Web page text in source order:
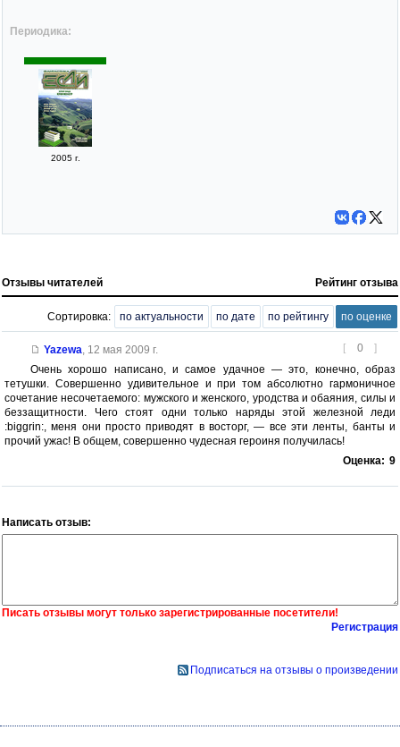
Периодика:
2005 г.
Отзывы читателей Рейтинг отзыва
Сортировка: по актуальности по дате по рейтингу по оценке
[ 0 ]
Yazewa 12 мая 2009 г.
Очень хорошо написано, и самое удачное — это, конечно, образ
тетушки. Совершенно удивительное и при том абсолютно гармоничное
сочетание несочетаемого: мужского и женского, уродства и обаяния, силы и
беззащитности. Чего стоят одни только наряды этой железной леди
:biggrin:, меня они просто приводят в восторг, — все эти ленты, банты и
прочий ужас! В общем, совершенно чудесная героиня получилась!
Оценка: 9
Написать отзыв:
Писать отзывы могут только зарегистрированные посетители!
Регистрация
Подписаться на отзывы о произведении